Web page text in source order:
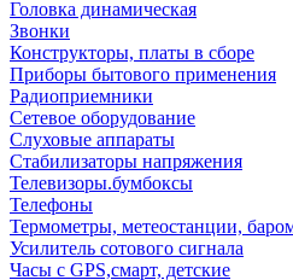
Головка динамическая
Звонки
Конструкторы, платы в сборе
Приборы бытового применения
Радиоприемники
Сетевое оборудование
Слуховые аппараты
Стабилизаторы напряжения
Телевизоры.бумбоксы
Телефоны
Термометры, метеостанции,
Усилитель сотового сигнала
Часы с GPS,смарт, детские